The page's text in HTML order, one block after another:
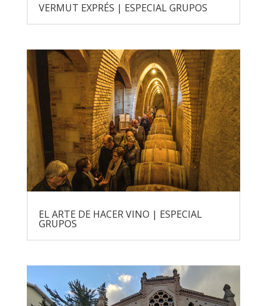
VERMUT EXPRÉS | ESPECIAL GRUPOS
EL ARTE DE HACER VINO | ESPECIAL
GRUPOS